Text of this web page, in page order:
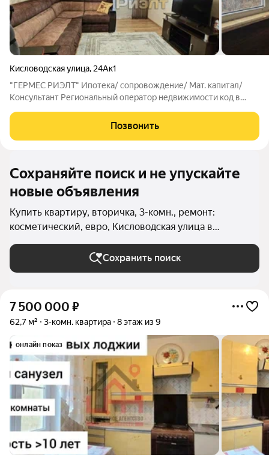
Кисловодская улица, 24Ак1
"ГЕРМЕС РИЭЛТ" Ипотека/ сопровождение/ Мат. капитал/
Консультант Региональный оператор недвижимости код в
курорта Ессентуки. Театральная площадь и Курортный парк
находится в 5 минутах пешком.
Позвонить
Сохраняйте поиск и не упускайте
новые объявления
Купить квартиру, вторичка, 3-комн., ремонт:
косметический, евро, Кисловодская улица в
Ессентуках (Ессентуки (городской округ))
Сохранить поиск
7 500 000 ₽
62,7 м² 3-комн. квартира 8 этаж из 9
онлайн показ